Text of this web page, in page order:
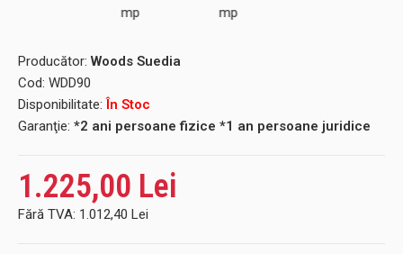
Producător: Woods Suedia
Cod: WDD90
Disponibilitate: În Stoc
Garanţie: *2 ani persoane fizice *1 an persoane juridice
1.225,00 Lei
Fără TVA: 1.012,40 Lei